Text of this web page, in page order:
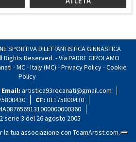
SPORTIVA DILETTANTISTICA GINNASTICA
Rights Reserved. - Via PADRE GIROLAMO
- MC - Italy (MC) -Privacy Policy-Cookie
Policy
Email: artistica93recanati@gmail.com
CF: 01175800430
serie 3 del 26 agosto 2005
la tua associazione con TeamArtist.com.